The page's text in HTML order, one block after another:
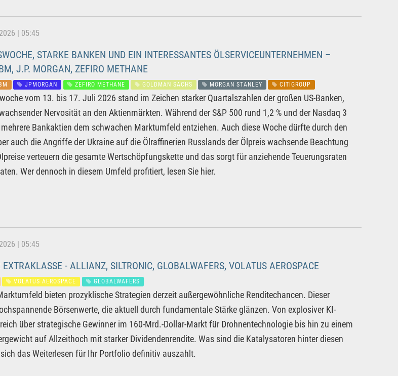
| 05:45
STARKE BANKEN UND EIN INTERESSANTES ÖLSERVICEUNTERNEHMEN –
J.P. MORGAN, ZEFIRO METHANE
JPMORGAN ZEFIRO METHANE GOLDMAN SACHS MORGAN STANLEY CITIGROUP
vom 13. bis 17. Juli 2026 stand im Zeichen starker Quartalszahlen der großen US-Banken,
Nervosität an den Aktienmärkten. Während der S&P 500 rund 1,2 % und der Nasdaq 3
Bankaktien dem schwachen Marktumfeld entziehen. Auch diese Woche dürfte durch den
auch die Angriffe der Ukraine auf die Ölraffinerien Russlands der Ölpreis wachsende Beachtung
verteuern die gesamte Wertschöpfungskette und das sorgt für anziehende Teuerungsraten
Wer dennoch in diesem Umfeld profitiert, lesen Sie hier.
| 05:45
- ALLIANZ, SILTRONIC, GLOBALWAFERS, VOLATUS AEROSPACE
VOLATUS AEROSPACE GLOBALWAFERS
bieten prozyklische Strategien derzeit außergewöhnliche Renditechancen. Dieser
Börsenwerte, die aktuell durch fundamentale Stärke glänzen. Von explosiver KI-
über strategische Gewinner im 160-Mrd.-Dollar-Markt für Drohnentechnologie bis hin zu einem
auf Allzeithoch mit starker Dividendenrendite. Was sind die Katalysatoren hinter diesen
das Weiterlesen für Ihr Portfolio definitiv auszahlt.